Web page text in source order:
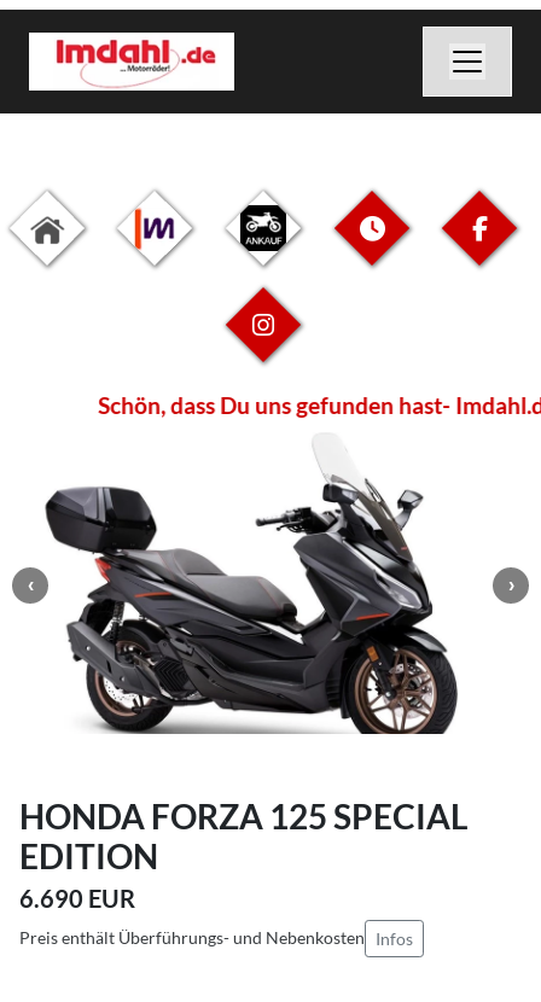
Schön, dass Du uns gefunden hast-
HONDA FORZA 125 SPECIAL
EDITION
6.690 EUR
Preis enthält Überführungs- und Nebenkosten Infos